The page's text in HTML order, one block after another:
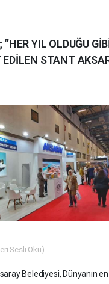
YIL OLDUĞU
EDİLEN STANT
Sesli Oku)
Belediyesi, Dünyanın